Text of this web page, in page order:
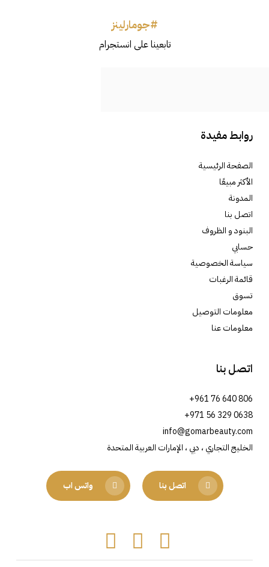
#جومارلينز
تابعينا على انستجرام
روابط مفيدة
الصفحة الرئيسية
الأكثر مبيعًا
المدونة
اتصل بنا
البنود و الظروف
حسابي
سياسة الخصوصية
قائمة الرغبات
تسوق
معلومات التوصيل
معلومات عنا
اتصل بنا
+961 76 640 806
+971 56 329 0638
info@gomarbeauty.com
الخليج التجاري ، دبي ، الإمارات العربية المتحدة
اتصل بنا واتس اب
Facebook
Instagram
Tiktok